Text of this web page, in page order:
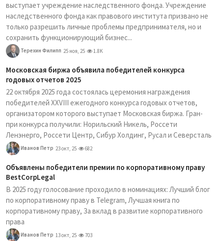
выступает учреждение наследственного фонда. Учреждение
наследственного фонда как правового института призвано не
только разрешить личные проблемы предпринимателя, но и
сохранить функционирующий бизнес...
Терехин Филипп 25 ноя, 25 1.8K
Московская биржа объявила победителей конкурса
годовых отчетов 2025
22 октября 2025 года состоялась церемония награждения
победителей XXVIII ежегодного конкурса годовых отчетов,
организатором которого выступает Московская биржа. Гран-
при конкурса получили: Норильский Никель, Россети
Ленэнерго, Россети Центр, Сибур Холдинг, Русал и Северсталь
Иванов Петр 23 окт, 25 682
Объявлены победители премии по корпоративному праву
BestCorpLegal
В 2025 году голосование проходило в номинациях: Лучший блог
по корпоративному праву в Telegram, Лучшая книга по
корпоративному праву, За вклад в развитие корпоративного
права
Иванов Петр 13 окт, 25 703